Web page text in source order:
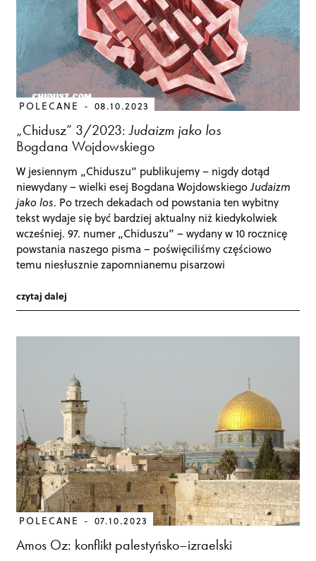
POLECANE 08.10.2023
„Chidusz” 3/2023:Judaizm jako los
Bogdana Wojdowskiego
W jesiennym „Chiduszu” publikujemy – nigdy dotąd
niewydany – wielki esej Bogdana WojdowskiegoJudaizm
jako los. Po trzech dekadach od powstania ten wybitny
tekst wydaje się być bardziej aktualny niż kiedykolwiek
wcześniej. 97. numer „Chiduszu” – wydany w 10 rocznicę
powstania naszego pisma – poświęciliśmy częściowo
temu niesłusznie zapomnianemu pisarzowi
czytaj dalej
POLECANE 07.10.2023
Amos Oz: konflikt palestyńsko–izraelski